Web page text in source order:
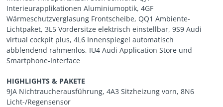
Interieurapplikationen Aluminiumoptik, 4GF
Wärmeschutzverglasung Frontscheibe, QQ1 Ambiente-
Lichtpaket, 3L5 Vordersitze elektrisch einstellbar, 9S9 Audi
virtual cockpit plus, 4L6 Innenspiegel automatisch
abblendend rahmenlos, IU4 Audi Application Store und
Smartphone-Interface
HIGHLIGHTS & PAKETE
9JA Nichtraucherausführung, 4A3 Sitzheizung vorn, 8N6
Licht-/Regensensor